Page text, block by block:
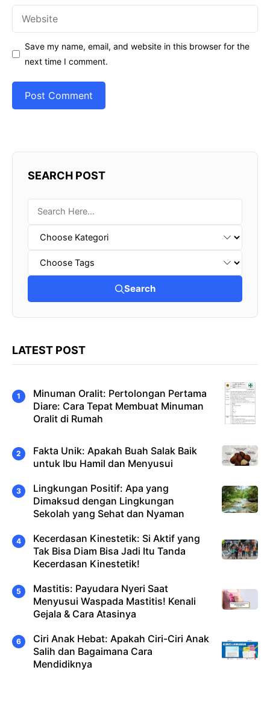
Save my name, email, and website in this browser for the
next time I comment.
SEARCH POST
Search
LATEST POST
Minuman Oralit: Pertolongan Pertama
Diare: Cara Tepat Membuat Minuman
Oralit di Rumah
Fakta Unik: Apakah Buah Salak Baik
untuk Ibu Hamil dan Menyusui
Lingkungan Positif: Apa yang
Dimaksud dengan Lingkungan
Sekolah yang Sehat dan Nyaman
Kecerdasan Kinestetik: Si Aktif yang
Tak Bisa Diam Bisa Jadi Itu Tanda
Kecerdasan Kinestetik!
Mastitis: Payudara Nyeri Saat
Menyusui Waspada Mastitis! Kenali
Gejala & Cara Atasinya
Ciri Anak Hebat: Apakah Ciri-Ciri Anak
Salih dan Bagaimana Cara
Mendidiknya